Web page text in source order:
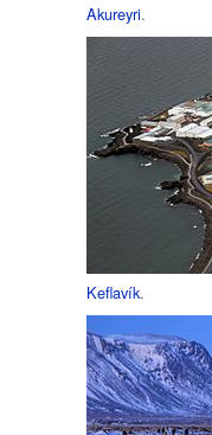
Akureyri.
Keflavík.